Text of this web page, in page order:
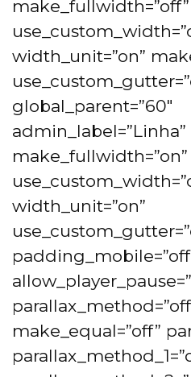
make_fullwidth=”off”
width_unit=”on”
global_parent=”60″
admin_label=”Linha”
make_fullwidth=”on”
width_unit=”on”
make_equal=”off”